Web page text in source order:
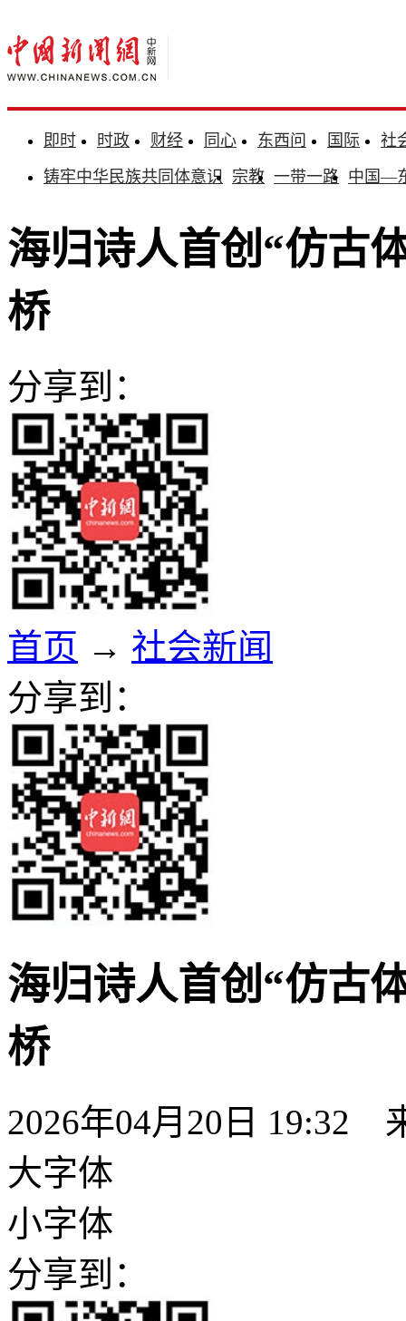
即时 时政 财经 同心 东西问 国际
社
铸牢中华民族共同体意识 宗教 一带一路 中国—
海归诗人首创“仿古
桥
分享到：
首页 → 社会新闻
分享到：
海归诗人首创“仿古
桥
2026年04月20日 19:32
大字体
小字体
分享到：